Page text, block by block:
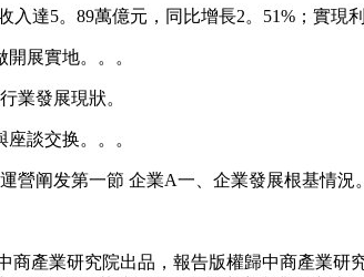
5。89萬億元，同比增長2。51%；實現利
展實地。。。
業發展現狀。
談交换。。。
阐发第一節 企業A一、企業發展根基情況。
產業研究院出品，報告版權歸中商產業研